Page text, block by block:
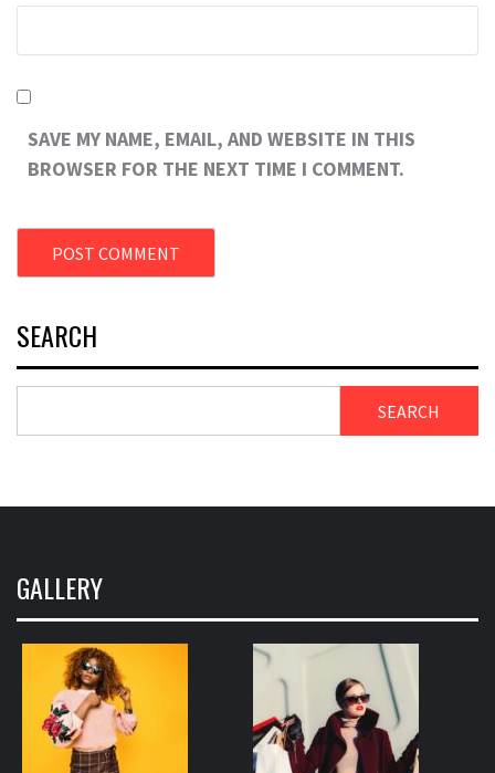
SAVE MY NAME, EMAIL, AND WEBSITE IN THIS
BROWSER FOR THE NEXT TIME I COMMENT.
SEARCH
SEARCH
GALLERY